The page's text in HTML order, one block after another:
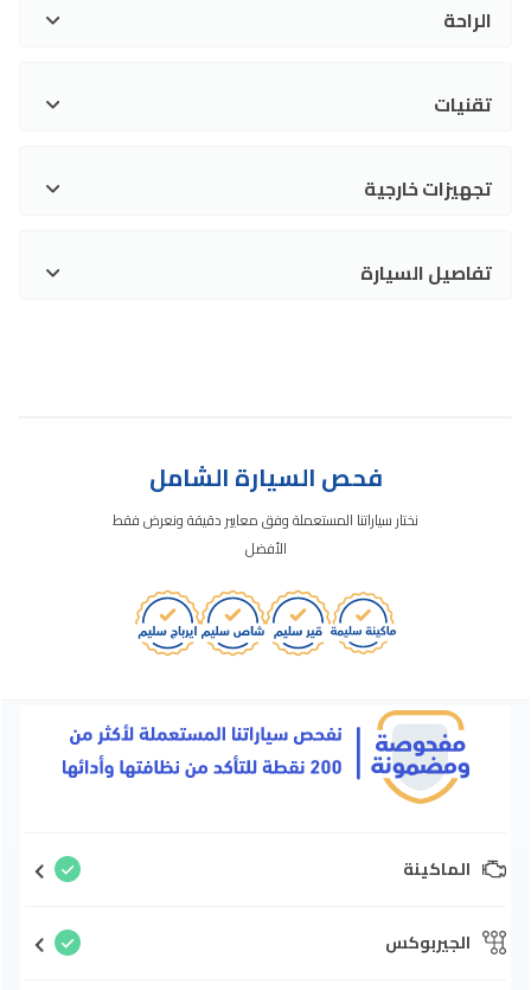
الراحة
تقنيات
تجهيزات خارجية
تفاصيل السيارة
فحص السيارة الشامل
نختار سياراتنا المستعملة وفق معايير دقيقة ونعرض فقط
الأفضل
الماكينة
الجيربوكس